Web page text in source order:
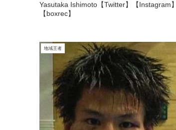
Yasutaka Ishimoto【Twitter】【Instagram】
【boxrec】
地域王者